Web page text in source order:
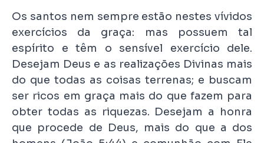
Os santos nem sempre estão nestes vívidos
exercícios da graça: mas possuem tal
espírito e têm o sensível exercício dele.
Desejam Deus e as realizações Divinas mais
do que todas as coisas terrenas; e buscam
ser ricos em graça mais do que fazem para
obter todas as riquezas. Desejam a honra
que procede de Deus, mais do que a dos